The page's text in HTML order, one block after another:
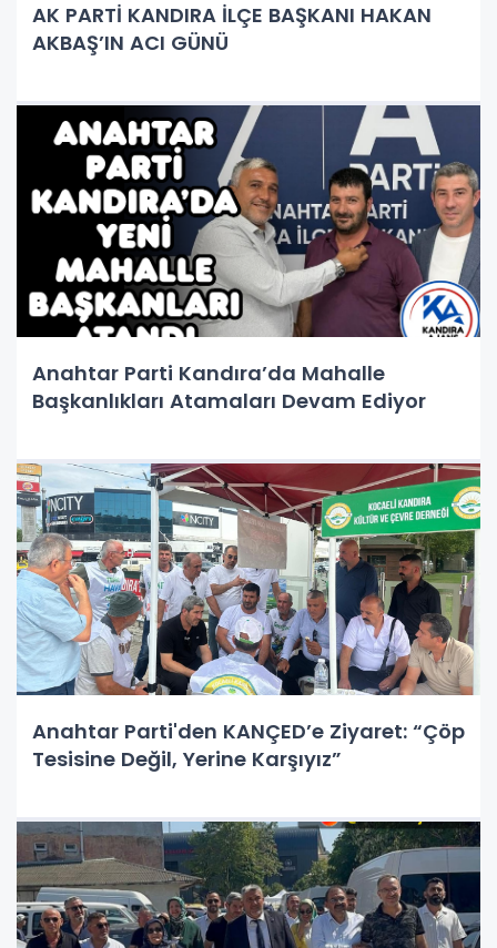
AK PARTİ KANDIRA İLÇE BAŞKANI HAKAN
AKBAŞ’IN ACI GÜNÜ
Anahtar Parti Kandıra’da Mahalle
Başkanlıkları Atamaları Devam Ediyor
Anahtar Parti'den KANÇED’e Ziyaret: “Çöp
Tesisine Değil, Yerine Karşıyız”